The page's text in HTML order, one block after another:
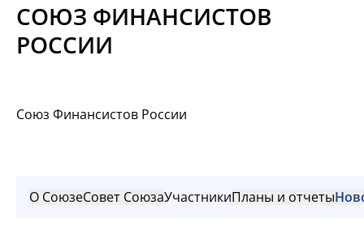
Материалы
СОЮЗ ФИНАНСИСТОВ
РОССИИ
Союз Финансистов России
О СоюзеСовет СоюзаУчастникиПланы и отчеты